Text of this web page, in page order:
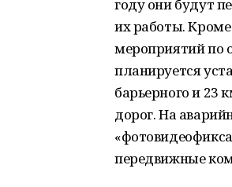
году они будут
их работы.
мероприятий по
планируется
барьерного и 23
дорог. На
передвижные